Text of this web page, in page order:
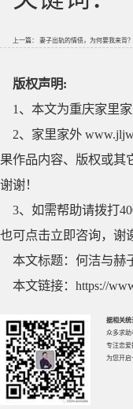
上一篇： 妻子出轨的情债，为何要我来背？
版权声明:
1、本文为重庆家里
2、家里家外
果作品内容、版权或其
谢谢！
3、如需帮助请拨打
也可点击立即咨询，谢
本文标题： 何洁与赫
本文链接： https://
据相关统
众多求助
专注恋爱
为您开启